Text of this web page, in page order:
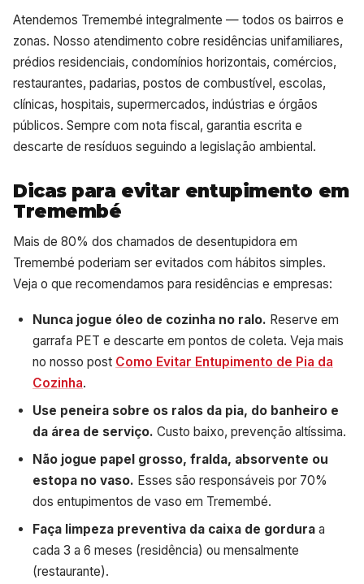
Atendemos Tremembé integralmente — todos os bairros e
zonas. Nosso atendimento cobre residências unifamiliares,
prédios residenciais, condomínios horizontais, comércios,
restaurantes, padarias, postos de combustível, escolas,
clínicas, hospitais, supermercados, indústrias e órgãos
públicos. Sempre com nota fiscal, garantia escrita e
descarte de resíduos seguindo a legislação ambiental.
Dicas para evitar entupimento em
Tremembé
Mais de 80% dos chamados de desentupidora em
Tremembé poderiam ser evitados com hábitos simples.
Veja o que recomendamos para residências e empresas:
Nunca jogue óleo de cozinha no ralo. Reserve em
garrafa PET e descarte em pontos de coleta. Veja mais
no nosso post Como Evitar Entupimento de Pia da
Cozinha.
Use peneira sobre os ralos da pia, do banheiro e
da área de serviço. Custo baixo, prevenção altíssima.
Não jogue papel grosso, fralda, absorvente ou
estopa no vaso. Esses são responsáveis por 70%
dos entupimentos de vaso em Tremembé.
Faça limpeza preventiva da caixa de gordura a
cada 3 a 6 meses (residência) ou mensalmente
(restaurante).